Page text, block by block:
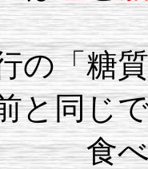
の「糖
と同じ
食